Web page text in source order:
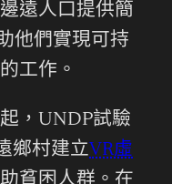
遠人口提供簡
他們實現可持
工作。
，UNDP試驗
鄉村建立VR虛